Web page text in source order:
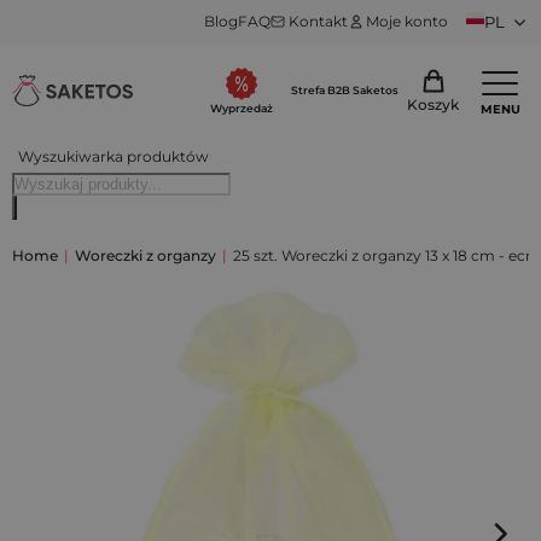
BlogFAQ Kontakt Moje konto PL
Wyszukiwarka produktów
Wyprzedaż
Strefa B2B Saketos
Koszyk MENU
Home | Woreczki z organzy | 25 szt. Woreczki z organzy 13 x 18 cm - ecru